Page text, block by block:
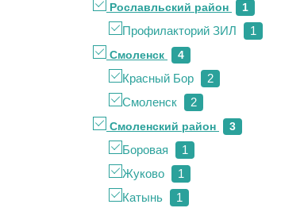
Рославльский район
1
Профилакторий ЗИЛ 1
Смоленск 4
Красный Бор
2
Смоленск
2
Смоленский район 3
Боровая
1
Жуково
1
Катынь
1